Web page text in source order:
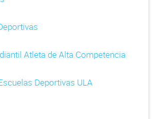
Atleta de Alta Competencia
Deportivas ULA